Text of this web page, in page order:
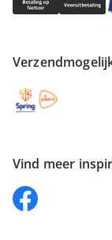
Vind meer